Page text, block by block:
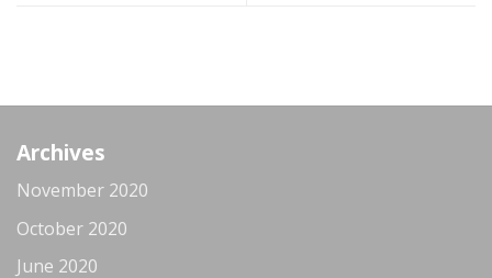
Archives
November 2020
October 2020
June 2020